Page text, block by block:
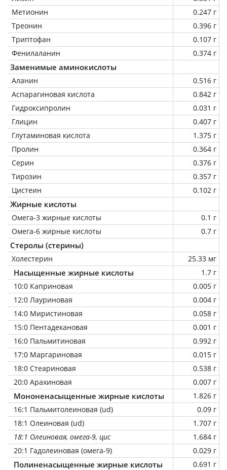
Метионин
0.247 г
Треонин
0.396 г
Триптофан
0.107 г
Фенилаланин
0.374 г
Заменимые аминокислоты
Аланин
0.516 г
Аспарагиновая кислота
0.842 г
Гидроксипролин
0.031 г
Глицин
0.407 г
Глутаминовая кислота
1.375 г
Пролин
0.364 г
Серин
0.376 г
Тирозин
0.357 г
Цистеин
0.102 г
Жирные кислоты
Омега-3 жирные кислоты
0.1 г
Омега-6 жирные кислоты
0.7 г
Стеролы (стерины)
Холестерин 25.33 мг
Насыщенные жирные кислоты
1.7 г
10:0 Каприновая
0.005 г
12:0 Лауриновая
0.004 г
14:0 Миристиновая
0.058 г
15:0 Пентадекановая
0.001 г
16:0 Пальмитиновая
0.992 г
17:0 Маргариновая
0.015 г
18:0 Стеариновая
0.538 г
20:0 Арахиновая
0.007 г
Мононенасыщенные жирные кислоты
1.826 г
16:1 Пальмитолеиновая (ud)
0.09 г
18:1 Олеиновая (ud)
1.707 г
18:1 Олеиновая, омега-9, цис
1.684 г
20:1 Гадолеиновая (омега-9)
0.029 г
Полиненасыщенные жирные кислоты
0.691 г